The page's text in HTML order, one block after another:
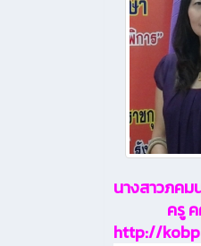
นางสาวภค
ครู ค
http://